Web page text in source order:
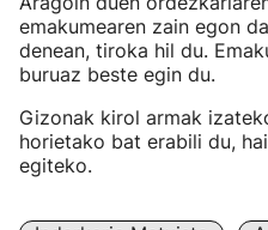
emakumearen zain egon
denean, tiroka hil du.
buruaz beste egin du.
Gizonak kirol armak
horietako bat erabili du,
egiteko.